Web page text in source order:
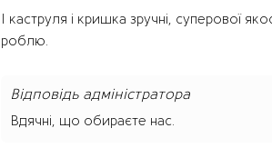
І каструля і кришка зручні, суперової
роблю.
Відповідь адміністратора
Вдячні, що обираєте нас.